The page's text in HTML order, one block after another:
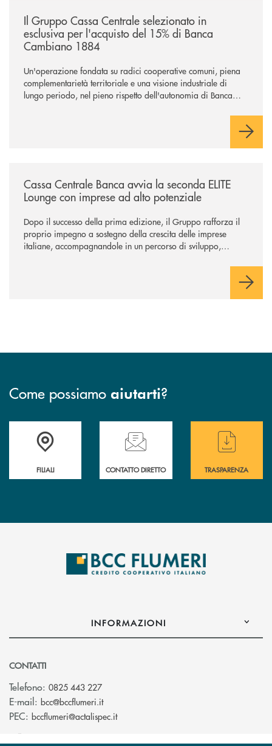
Il Gruppo Cassa Centrale selezionato in
esclusiva per l'acquisto del 15% di Banca
Cambiano 1884
Un'operazione fondata su radici cooperative comuni, piena
complementarietà territoriale e una visione industriale di
lungo periodo, nel pieno rispetto dell'autonomia di Banca
negoziazione esclusiva per la finalizzazione dell’operazione.
Cassa Centrale Banca avvia la seconda ELITE
Lounge con imprese ad alto potenziale
Dopo il successo della prima edizione, il Gruppo rafforza il
proprio impegno a sostegno della crescita delle imprese
italiane, accompagnandole in un percorso di sviluppo,
Come possiamo aiutarti?
Trova la filiale più vicina a te
FILIALI
Hai bisogno di assistenza immediata ?
CONTATTO DIRETTO
Hai bisogno di
TRASPARENZA
INFORMAZIONI
CONTATTI
Telefono: 0825 443 227
E-mail: bcc@bccflumeri.it(si apre l’app di posta elettronica)
PEC: bccflumeri@actalispec.it(si apre l’app di posta elettronica)